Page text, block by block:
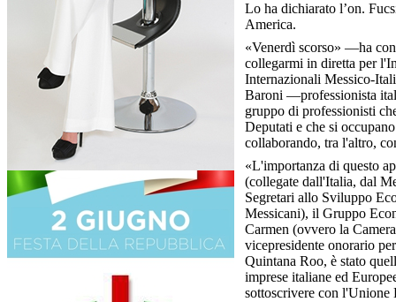
Lo ha dichiarato l’on.
America.
«Venerdì scorso» —ha
collegarmi in diretta per
Internazionali Messico-
Baroni —professionista
gruppo di professionisti
Deputati e che si
collaborando, tra l'altro,
«L'importanza di questo
(collegate dall'Italia, dal
Segretari allo Sviluppo
Messicani), il Gruppo
Carmen (ovvero la
vicepresidente onorario
Quintana Roo, è stato
imprese italiane ed
sottoscrivere con l'Unione